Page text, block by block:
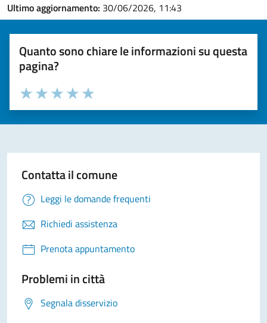
Ultimo aggiornamento: 30/06/2026, 11:43
Quanto sono chiare le informazioni su questa
pagina?
Valuta la chiarezza delle informazioni (da 1 a 5 stelle)
Seleziona il numero di stelle per valutare la chiarezza delle
Valuta 5 stelle su 5
Valuta 4 stelle su 5
Valuta 3 stelle su 5
Valuta 2 stelle su 5
Valuta 1 stelle su 5
Contatta il comune
Leggi le domande frequenti
Richiedi assistenza
Prenota appuntamento
Problemi in città
Segnala disservizio